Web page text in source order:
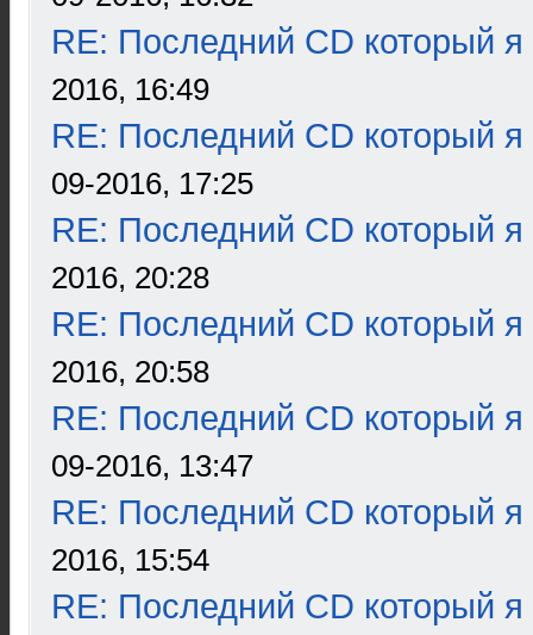
RE: Последний CD который я
2016, 16:49
RE: Последний CD который я
09-2016, 17:25
RE: Последний CD который я
2016, 20:28
RE: Последний CD который я
2016, 20:58
RE: Последний CD который я
09-2016, 13:47
RE: Последний CD который я
2016, 15:54
RE: Последний CD который я